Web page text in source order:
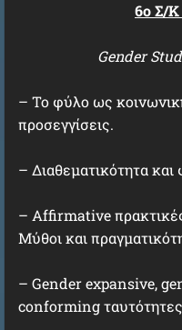
6ο Σ/Κ
Gender
– Το φύλο ως
προσεγγίσεις.
– Διαθεματικότητα και
– Affirmative
Μύθοι και
– Gender expansive,
conforming